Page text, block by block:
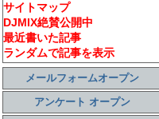
サイトマップ
DJMIX絶賛公開中
最近書いた記事
ランダムで記事を表示
メールフォームオープン
アンケート オープン